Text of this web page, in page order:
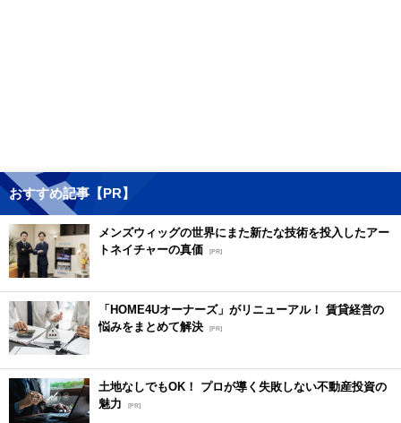
おすすめ記事【PR】
メンズウィッグの世界にまた新たな技術を投入したアー
トネイチャーの真価
[PR]
「HOME4Uオーナーズ」がリニューアル！ 賃貸経営の
悩みをまとめて解決 [PR]
土地なしでもOK！ プロが導く失敗しない不動産投資の
魅力
[PR]